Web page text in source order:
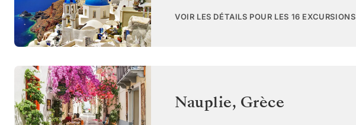
VOIR LES DÉTAILS POUR LES 16 EXCURSIONS
Nauplie, Grèce